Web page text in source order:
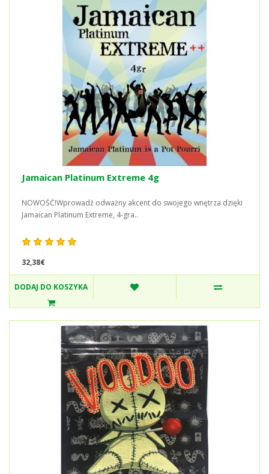
Jamaican Platinum Extreme 4g
NOWOŚĆ!Wprowadź odważny akcent do swojego wnętrza dzięki
Jamaican Platinum Extreme, 4-gra..
32,38€
DODAJ DO KOSZYKA